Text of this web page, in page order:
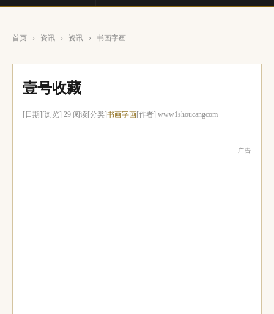
首页 › 资讯 › 资讯 › 书画字画
壹号收藏
[日期] [浏览] 29 阅读 [分类]书画字画[作者] www1shoucangcom
广告